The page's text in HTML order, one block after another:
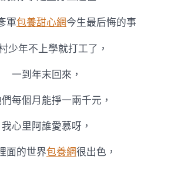
軍包養甜心網今生最后悔的事
少年不上學就打工了，
一到年末回來，
每個月能掙一兩千元，
我心里阿誰愛慕呀，
面的世界包養網很出色，